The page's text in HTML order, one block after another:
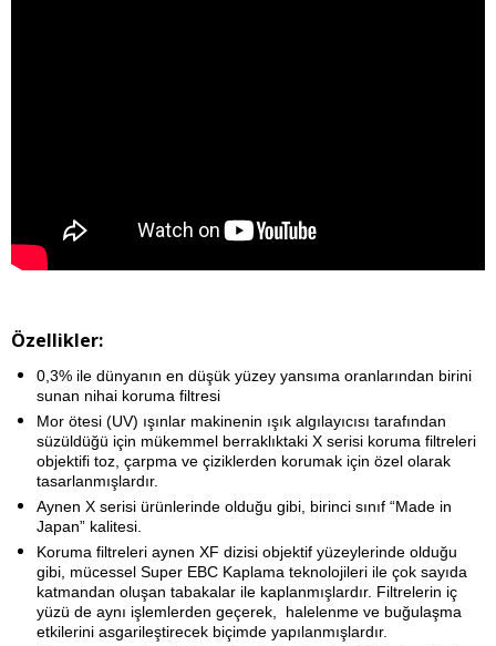
Özellikler:
0,3% ile dünyanın en düşük yüzey yansıma oranlarından birini
sunan nihai koruma filtresi
Mor ötesi (UV) ışınlar makinenin ışık algılayıcısı tarafından
süzüldüğü için mükemmel berraklıktaki X serisi koruma filtreleri
objektifi toz, çarpma ve çiziklerden korumak için özel olarak
tasarlanmışlardır.
Aynen X serisi ürünlerinde olduğu gibi, birinci sınıf “Made in
Japan” kalitesi.
Koruma filtreleri aynen XF dizisi objektif yüzeylerinde olduğu
gibi, mücessel Super EBC Kaplama teknolojileri ile çok sayıda
katmandan oluşan tabakalar ile kaplanmışlardır. Filtrelerin iç
yüzü de aynı işlemlerden geçerek, halelenme ve buğulaşma
etkilerini asgarileştirecek biçimde yapılanmışlardır.